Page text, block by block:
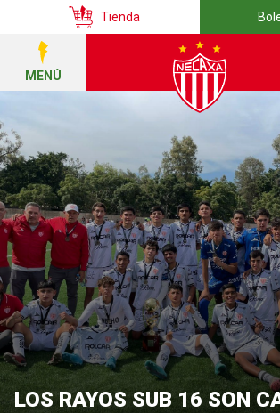
Tienda
MENÚ
LOS RAYOS SUB 16 SON